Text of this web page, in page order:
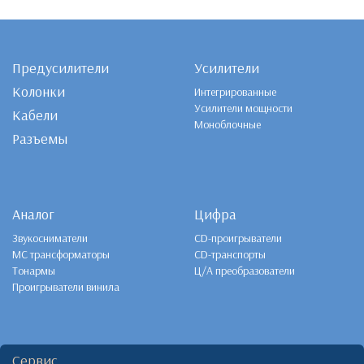
Предусилители
Колонки
Кабели
Разъемы
Усилители
Интегрированные
Усилители мощности
Моноблочные
Аналог
Звукосниматели
MC трансформаторы
Тонармы
Проигрыватели винила
Цифра
CD-проигрыватели
CD-транспорты
Ц/А преобразователи